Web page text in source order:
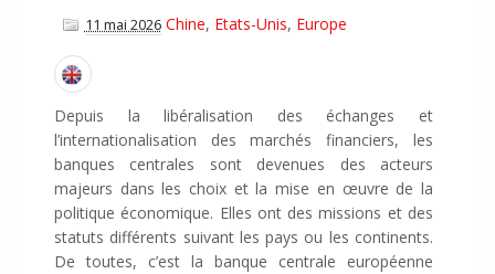
11 mai 2026 Chine, Etats-Unis, Europe
Depuis la libéralisation des échanges et
l’internationalisation des marchés financiers, les
banques centrales sont devenues des acteurs
majeurs dans les choix et la mise en œuvre de la
politique économique. Elles ont des missions et des
statuts différents suivant les pays ou les continents.
De toutes, c’est la banque centrale européenne